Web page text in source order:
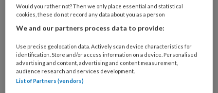
Vorig jaar werd Broeder Joep Opinieleider in de Zorg 2023
De Helmondse Van Poorten is verzorgende ig
op een psychogeriatrische afdeling. Hij is
bekend van TikTok en Instagram, waar hij
video’s post over zijn belevenissen op zijn
werk. Aan volgers geen gebrek: op TikTok
Would you rather not? Then we only place essential and statistical
cookies, these do not record any data about you as a person
We and our partners process data to provide:
Use precise geolocation data. Actively scan device characteristics for
identification. Store and/or access information on a device. Personalised
advertising and content, advertising and content measurement,
audience research and services development.
List of Partners (vendors)